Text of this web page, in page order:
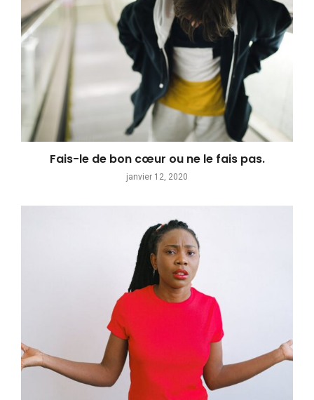
Fais-le de bon cœur ou ne le fais pas.
janvier 12, 2020